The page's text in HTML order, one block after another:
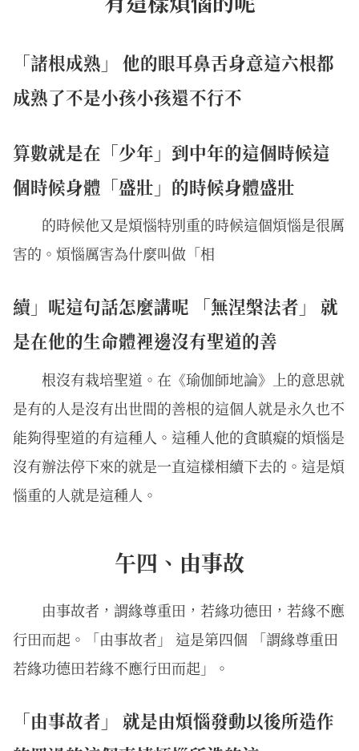
「諸根成熟」 他的眼耳鼻舌身意這六根都
成熟了不是小孩小孩還不行不
算數就是在「少年」到中年的這個時候這
個時候身體「盛壯」的時候身體盛壯
的時候他又是煩惱特別重的時候這個煩惱是很厲
害的。煩惱厲害為什麼叫做「相
續」呢這句話怎麼講呢 「無涅槃法者」 就
是在他的生命體裡邊沒有聖道的善
根沒有栽培聖道。在《瑜伽師地論》上的意思就
是有的人是沒有出世間的善根的這個人就是永久也不
能夠得聖道的有這種人。這種人他的貪瞋癡的煩惱是
沒有辦法停下來的就是一直這樣相續下去的。這是煩
惱重的人就是這種人。
午四、由事故
由事故者，謂緣尊重田，若緣功德田，若緣不應
行田而起。「由事故者」 這是第四個 「謂緣尊重田
若緣功德田若緣不應行田而起」。
「由事故者」 就是由煩惱發動以後所造作